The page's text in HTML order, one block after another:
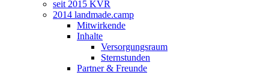
seit 2015 KVR
2014 landmade.camp
Mitwirkende
Inhalte
Versorgungsraum
Sternstunden
Partner & Freunde